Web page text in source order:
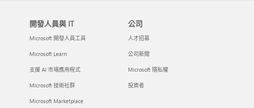
開發人員與 IT
Microsoft 開發人員工具
Microsoft Learn
支援 AI 市場應用程式
Microsoft 技術社群
Microsoft Marketplace
公司
人才招募
公司新聞
Microsoft 隱私權
投資者